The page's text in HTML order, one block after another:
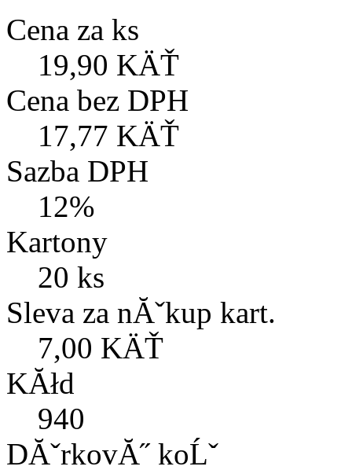
Cena za ks
19,90 KÄŤ
Cena bez DPH
17,77 KÄŤ
Sazba DPH
12%
Kartony
20 ks
Sleva za nĂˇkup kart.
7,00 KÄŤ
KĂłd
940
DĂˇrkovĂ˝ koĹˇ